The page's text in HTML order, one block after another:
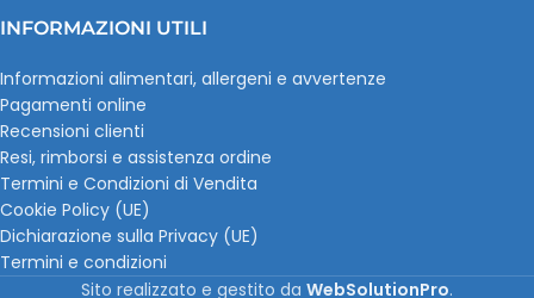
INFORMAZIONI UTILI
Informazioni alimentari, allergeni e avvertenze
Pagamenti online
Recensioni clienti
Resi, rimborsi e assistenza ordine
Termini e Condizioni di Vendita
Cookie Policy (UE)
Dichiarazione sulla Privacy (UE)
Termini e condizioni
Sito realizzato e gestito da WebSolutionPro.